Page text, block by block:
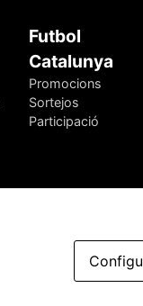
Futbol
Catalunya
Promocions
Sortejos
Participació